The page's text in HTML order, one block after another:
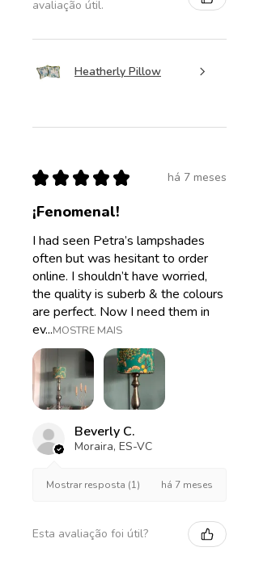
avaliação útil.
Heatherly Pillow
★ ★ ★ ★ ★ há 7 meses
¡Fenomenal!
I had seen Petra’s lampshades
often but was hesitant to order
online. I shouldn’t have worried,
the quality is suberb & the colours
are perfect. Now I need them in
ev...MOSTRE MAIS
Beverly C.
Moraira, ES-VC
Mostrar resposta (1) há 7 meses
Esta avaliação foi útil?